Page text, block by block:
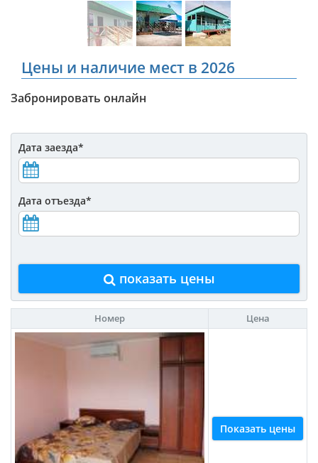
Цены и наличие мест в 2026
Забронировать онлайн
Дата заезда*
Дата отъезда*
показать цены
Номер Цена
Показать цены